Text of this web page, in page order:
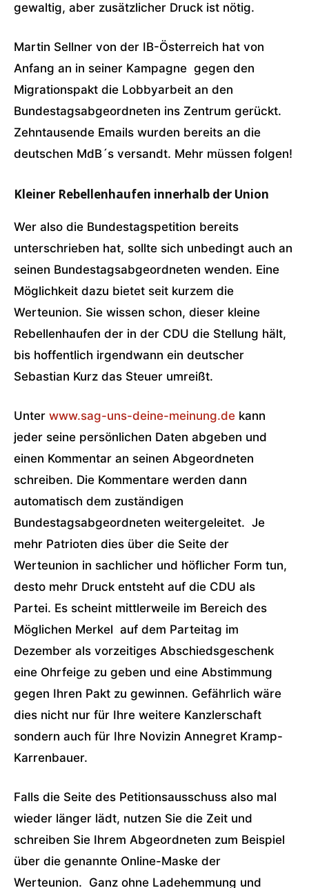
gewaltig, aber zusätzlicher Druck ist nötig.
Martin Sellner von der IB-Österreich hat von
Anfang an in seiner Kampagne gegen den
Migrationspakt die Lobbyarbeit an den
Bundestagsabgeordneten ins Zentrum gerückt.
Zehntausende Emails wurden bereits an die
deutschen MdB´s versandt. Mehr müssen folgen!
Kleiner Rebellenhaufen innerhalb der Union
Wer also die Bundestagspetition bereits
unterschrieben hat, sollte sich unbedingt auch an
seinen Bundestagsabgeordneten wenden. Eine
Möglichkeit dazu bietet seit kurzem die
Werteunion. Sie wissen schon, dieser kleine
Rebellenhaufen der in der CDU die Stellung hält,
bis hoffentlich irgendwann ein deutscher
Sebastian Kurz das Steuer umreißt.
Unter www.sag-uns-deine-meinung.de kann
jeder seine persönlichen Daten abgeben und
einen Kommentar an seinen Abgeordneten
schreiben. Die Kommentare werden dann
automatisch dem zuständigen
Bundestagsabgeordneten weitergeleitet. Je
mehr Patrioten dies über die Seite der
Werteunion in sachlicher und höflicher Form tun,
desto mehr Druck entsteht auf die CDU als
Partei. Es scheint mittlerweile im Bereich des
Möglichen Merkel auf dem Parteitag im
Dezember als vorzeitiges Abschiedsgeschenk
eine Ohrfeige zu geben und eine Abstimmung
gegen Ihren Pakt zu gewinnen. Gefährlich wäre
dies nicht nur für Ihre weitere Kanzlerschaft
sondern auch für Ihre Novizin Annegret Kramp-
Karrenbauer.
Falls die Seite des Petitionsausschuss also mal
wieder länger lädt, nutzen Sie die Zeit und
schreiben Sie Ihrem Abgeordneten zum Beispiel
über die genannte Online-Maske der
Werteunion. Ganz ohne Ladehemmung und